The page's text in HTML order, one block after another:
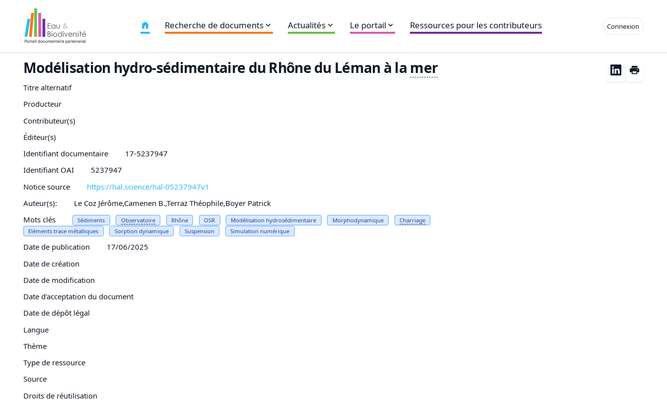
Connexion
Recherche de documents Actualités Le portail Ressources pour les contributeurs
Modélisation hydro-sédimentaire du Rhône du Léman à la mer
Titre alternatif
Producteur
Contributeur(s)
Éditeur(s)
Identifiant documentaire
17-5237947
Identifiant OAI
5237947
Notice source
https://hal.science/hal-05237947v1
Auteur(s):
Le Coz Jérôme,Camenen B.,Terraz Théophile,Boyer Patrick
Mots clés
Sédiments Observatoire Rhône OSR Modélisation hydrosédimentaire Morphodynamique
Charriage
Eléments trace métalliques
Sorption dynamique Suspension Simulation numérique
Date de publication
17/06/2025
Date de création
Date de modification
Date d'acceptation du document
Date de dépôt légal
Langue
Thème
Type de ressource
Source
Droits de réutilisation